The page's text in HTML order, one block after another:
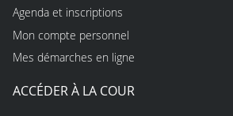
Agenda et inscriptions
Mon compte personnel
Mes démarches en ligne
ACCÉDER À LA COUR